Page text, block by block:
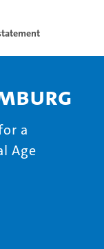
a
Age